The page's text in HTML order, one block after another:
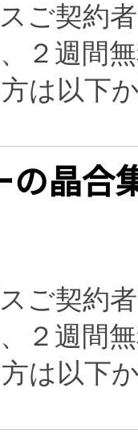
ご契約
２週間
は以下
の晶合
ご契約
２週間
は以下